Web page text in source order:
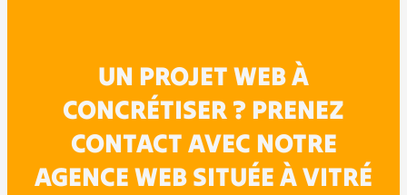
UN PROJET WEB À
CONCRÉTISER ? PRENEZ
CONTACT AVEC NOTRE
AGENCE WEB SITUÉE À VITRÉ